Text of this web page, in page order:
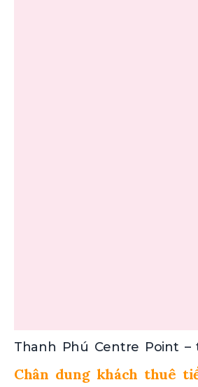
Thanh Phú Centre Point
Chân dung khách thuê